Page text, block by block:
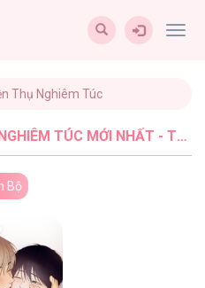
Thụ Nghiêm Túc
MỚI NHẤT - TUSACHXINHXINH (2)
Bộ